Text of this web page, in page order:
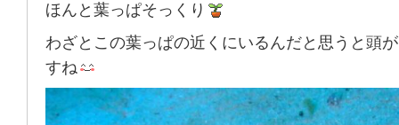
ほんと葉っぱそっくり
わざとこの葉っぱの近くにいるんだと思うと頭
すね